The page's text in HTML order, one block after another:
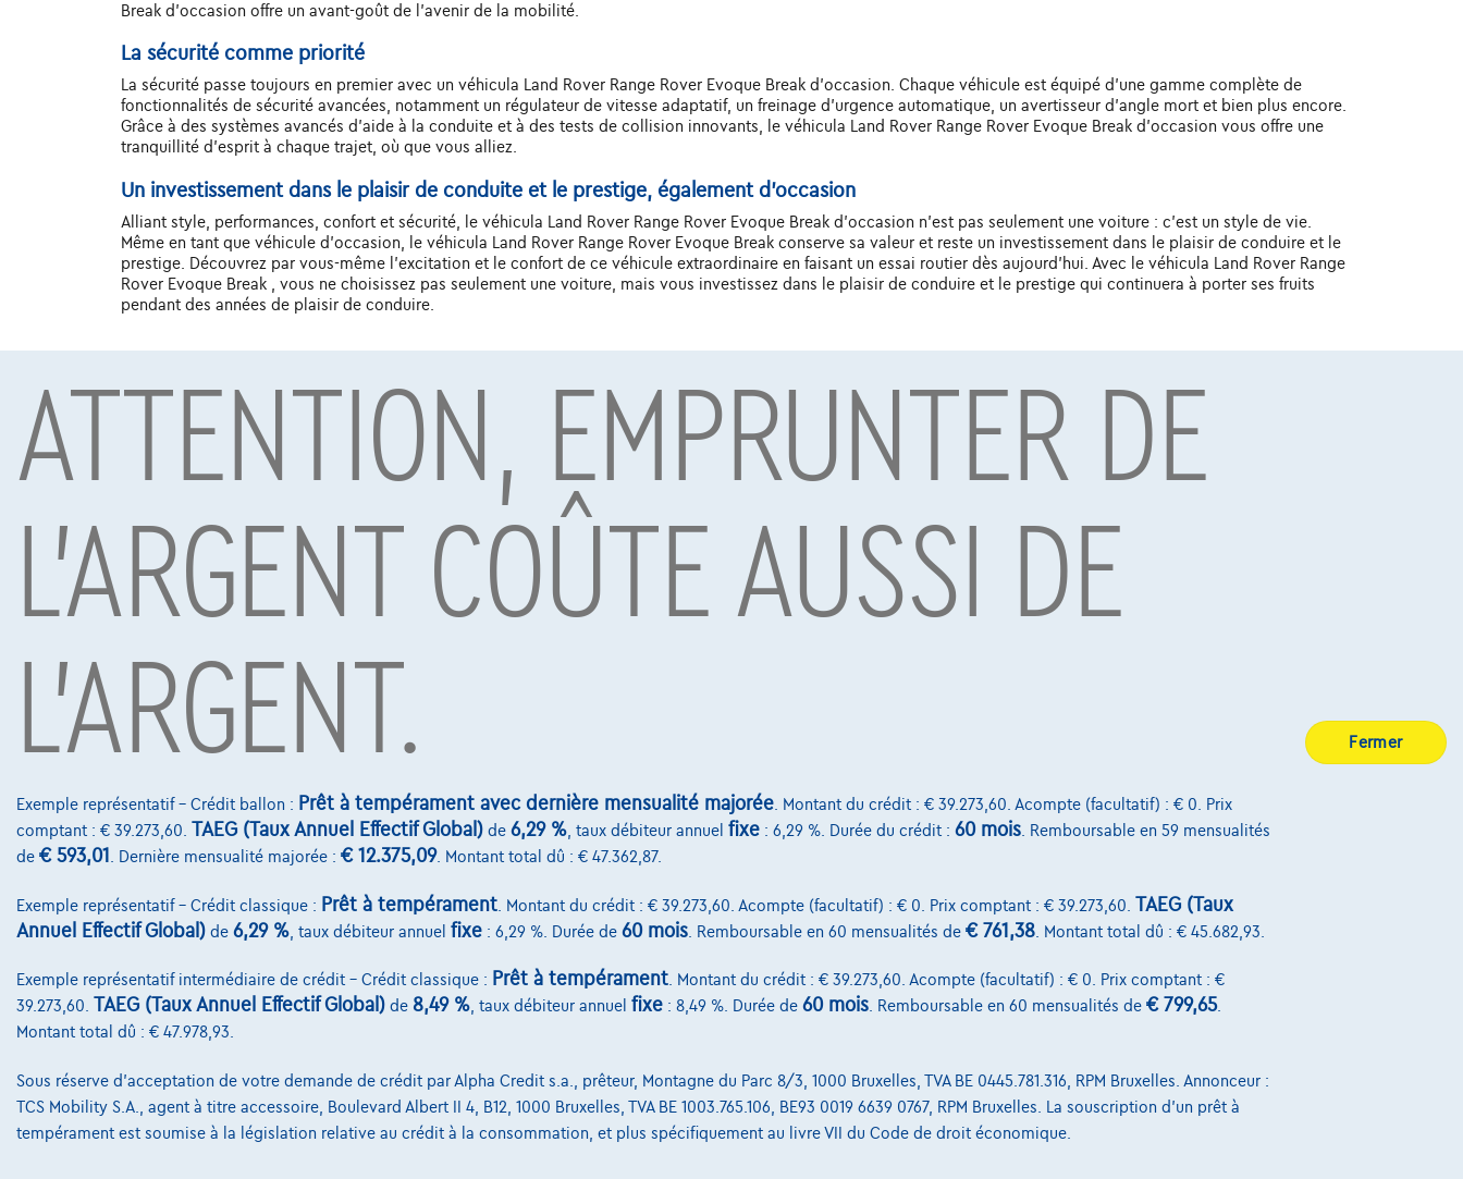
Break d'occasion offre un avant-goût de l'avenir de la mobilité.
La sécurité comme priorité
La sécurité passe toujours en premier avec un véhicula Land Rover Range Rover Evoque Break d'occasion. Chaque véhicule est équipé d'une gamme complète de
fonctionnalités de sécurité avancées, notamment un régulateur de vitesse adaptatif, un freinage d'urgence automatique, un avertisseur d'angle mort et bien plus encore.
Grâce à des systèmes avancés d'aide à la conduite et à des tests de collision innovants, le véhicula Land Rover Range Rover Evoque Break d'occasion vous offre une
tranquillité d'esprit à chaque trajet, où que vous alliez.
Un investissement dans le plaisir de conduite et le prestige, également d'occasion
Alliant style, performances, confort et sécurité, le véhicula Land Rover Range Rover Evoque Break d'occasion n'est pas seulement une voiture : c'est un style de vie.
Même en tant que véhicule d'occasion, le véhicula Land Rover Range Rover Evoque Break conserve sa valeur et reste un investissement dans le plaisir de conduire et le
prestige. Découvrez par vous-même l'excitation et le confort de ce véhicule extraordinaire en faisant un essai routier dès aujourd'hui. Avec le véhicula Land Rover Range
Rover Evoque Break , vous ne choisissez pas seulement une voiture, mais vous investissez dans le plaisir de conduire et le prestige qui continuera à porter ses fruits
pendant des années de plaisir de conduire.
Sous réserve d’acceptation de votre demande de crédit par Alpha Credit s.a., prêteur, Montagne du Parc 8/3, 1000 Bruxelles, TVA BE 0445.781.316, RPM Bruxelles. Adverteerder: TCS
Mobility S.A., agent in bijkomstige hoedanigheid, Boulevard Albert II 4, B12, 1000 Brussel, BTW BE 1003.765.106, BE93 0019 6639 0767, RPM Brussel.
Voitures les plus populaires Découvrez toute la gamme Land Rover Range Rover Evoque
Land Rover Range Rover Evoque
€44.124 1
Dès €898,41/mois
Land Rover Range Rover Evoque
€70.922 1
Dès €1.070,89/moisavec une dernière
Exemple chiffré complet
NOUVEAU PRIX
Land Rover Range Rover Evoque
€57.500 1
Dès€1.170,76/mois
Land Rover Range Rover Evoque
€50.979 1
Dès€1.037,98/mois
ATTENTION, EMPRUNTER DE
L'ARGENT COÛTE AUSSI DE
L'ARGENT.
Exemple représentatif – Crédit ballon : Prêt à tempérament avec dernière mensualité majorée . Montant du crédit : € 39.273,60. Acompte (facultatif) : € 0. Prix
comptant : € 39.273,60. TAEG (Taux Annuel Effectif Global) de 6,29 % , taux débiteur annuel fixe : 6,29 %. Durée du crédit : 60 mois . Remboursable en 59 mensualités
de € 593,01 . Dernière mensualité majorée : € 12.375,09. Montant total dû : € 47.362,87.
Exemple représentatif – Crédit classique : Prêt à tempérament . Montant du crédit : € 39.273,60. Acompte (facultatif) : € 0. Prix comptant : € 39.273,60. TAEG (Taux
Annuel Effectif Global) de 6,29 % , taux débiteur annuel fixe : 6,29 %. Durée de 60 mois . Remboursable en 60 mensualités de € 761,38 . Montant total dû : € 45.682,93.
Exemple représentatif intermédiaire de crédit – Crédit classique : Prêt à tempérament. Montant du crédit : € 39.273,60. Acompte (facultatif) : € 0. Prix comptant : €
39.273,60.
TAEG (Taux Annuel Effectif Global) de 8,49 %, taux débiteur annuel fixe : 8,49 %. Durée de 60 mois. Remboursable en 60 mensualités de € 799,65.
Montant total dû : € 47.978,93.
Sous réserve d'acceptation de votre demande de crédit par Alpha Credit s.a., prêteur, Montagne du Parc 8/3, 1000 Bruxelles, TVA BE 0445.781.316, RPM Bruxelles. Annonceur :
TCS Mobility S.A., agent à titre accessoire, Boulevard Albert II 4, B12, 1000 Bruxelles, TVA BE 1003.765.106, BE93 0019 6639 0767, RPM Bruxelles. La souscription d'un prêt à
tempérament est soumise à la législation relative au crédit à la consommation, et plus spécifiquement au livre VII du Code de droit économique.
Fermer
Contact
info@touringcarselect.be
Services & Solutions
Assistance dépannage
Sur Nous
Devenez client